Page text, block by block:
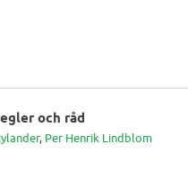
och råd
, Per Henrik Lindblom